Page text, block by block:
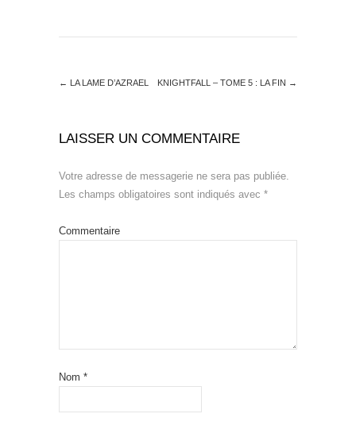
← LA LAME D’AZRAEL KNIGHTFALL – TOME 5 : LA FIN →
LAISSER UN COMMENTAIRE
Votre adresse de messagerie ne sera pas publiée.
Les champs obligatoires sont indiqués avec *
Commentaire
Nom *